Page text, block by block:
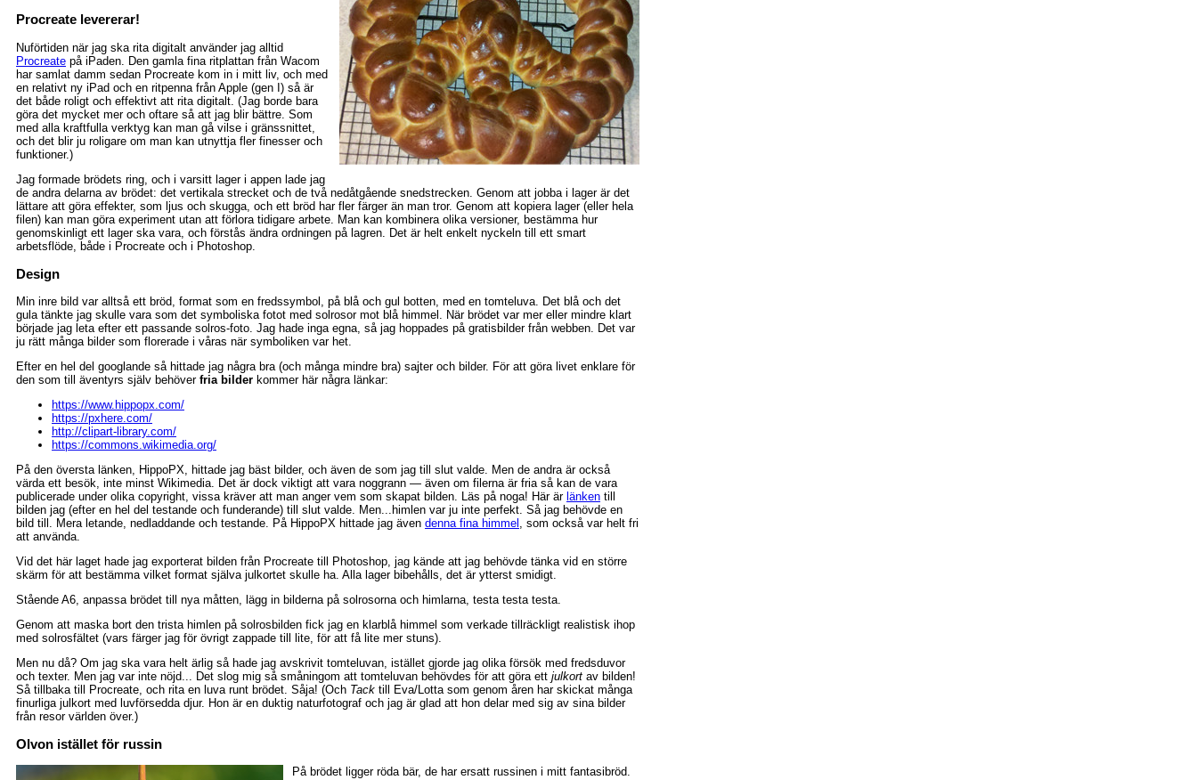
Procreate levererar!
Nuförtiden när jag ska rita digitalt använder jag alltid
Procreate på iPaden. Den gamla fina ritplattan från Wacom
har samlat damm sedan Procreate kom in i mitt liv, och med
en relativt ny iPad och en ritpenna från Apple (gen I) så är
det både roligt och effektivt att rita digitalt. (Jag borde bara
göra det mycket mer och oftare så att jag blir bättre. Som
med alla kraftfulla verktyg kan man gå vilse i gränssnittet,
och det blir ju roligare om man kan utnyttja fler finesser och
funktioner.)
Jag formade brödets ring, och i varsitt lager i appen lade jag
de andra delarna av brödet: det vertikala strecket och de två nedåtgående snedstrecken. Genom att jobba i lager är det
lättare att göra effekter, som ljus och skugga, och ett bröd har fler färger än man tror. Genom att kopiera lager (eller hela
filen) kan man göra experiment utan att förlora tidigare arbete. Man kan kombinera olika versioner, bestämma hur
genomskinligt ett lager ska vara, och förstås ändra ordningen på lagren. Det är helt enkelt nyckeln till ett smart
arbetsflöde, både i Procreate och i Photoshop.
Design
Min inre bild var alltså ett bröd, format som en fredssymbol, på blå och gul botten, med en tomteluva. Det blå och det
gula tänkte jag skulle vara som det symboliska fotot med solrosor mot blå himmel. När brödet var mer eller mindre klart
började jag leta efter ett passande solros-foto. Jag hade inga egna, så jag hoppades på gratisbilder från webben. Det var
ju rätt många bilder som florerade i våras när symboliken var het.
Efter en hel del googlande så hittade jag några bra (och många mindre bra) sajter och bilder. För att göra livet enklare för
den som till äventyrs själv behöver fria bilder kommer här några länkar:
https://www.hippopx.com/
https://pxhere.com/
http://clipart-library.com/
https://commons.wikimedia.org/
På den översta länken, HippoPX, hittade jag bäst bilder, och även de som jag till slut valde. Men de andra är också
värda ett besök, inte minst Wikimedia. Det är dock viktigt att vara noggrann — även om filerna är fria så kan de vara
publicerade under olika copyright, vissa kräver att man anger vem som skapat bilden. Läs på noga! Här är länken till
bilden jag (efter en hel del testande och funderande) till slut valde. Men...himlen var ju inte perfekt. Så jag behövde en
bild till. Mera letande, nedladdande och testande. På HippoPX hittade jag även denna fina himmel
, som också var helt fri
att använda.
Vid det här laget hade jag exporterat bilden från Procreate till Photoshop, jag kände att jag behövde tänka vid en större
skärm för att bestämma vilket format själva julkortet skulle ha. Alla lager bibehålls, det är ytterst smidigt.
Stående A6, anpassa brödet till nya måtten, lägg in bilderna på solrosorna och himlarna, testa testa testa.
Genom att maska bort den trista himlen på solrosbilden fick jag en klarblå himmel som verkade tillräckligt realistisk ihop
med solrosfältet (vars färger jag för övrigt zappade till lite, för att få lite mer stuns).
Men nu då? Om jag ska vara helt ärlig så hade jag avskrivit tomteluvan, istället gjorde jag olika försök med fredsduvor
och texter. Men jag var inte nöjd... Det slog mig så småningom att tomteluvan behövdes för att göra ett julkort av bilden!
Så tillbaka till Procreate, och rita en luva runt brödet. Såja! (Och Tack till Eva/Lotta som genom åren har skickat många
finurliga julkort med luvförsedda djur. Hon är en duktig naturfotograf och jag är glad att hon delar med sig av sina bilder
från resor världen över.)
Olvon istället för russin
På brödet ligger röda bär, de har ersatt russinen i mitt fantasibröd.